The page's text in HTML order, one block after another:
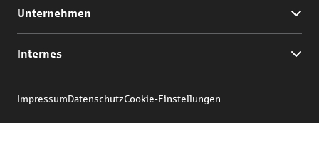
Unternehmen
Internes
ImpressumDatenschutzCookie-Einstellungen